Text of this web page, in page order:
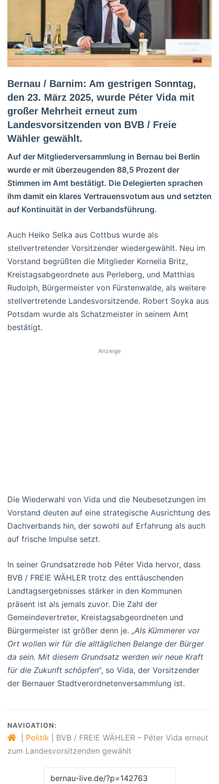
Bernau / Barnim: Am gestrigen Sonntag,
den 23. März 2025, wurde Péter Vida mit
großer Mehrheit erneut zum
Landesvorsitzenden von BVB / Freie
Wähler gewählt.
Auf der Mitgliederversammlung in Bernau bei Berlin
wurde er mit überzeugenden 88,5 Prozent der
Stimmen im Amt bestätigt. Die Delegierten sprachen
ihm damit ein klares Vertrauensvotum aus und setzten
auf Kontinuität in der Verbandsführung.
Auch Heiko Selka aus Cottbus wurde als
stellvertretender Vorsitzender wiedergewählt. Neu im
Vorstand begrüßten die Mitglieder Kornelia Britz,
Kreistagsabgeordnete aus Perleberg, und Matthias
Rudolph, Bürgermeister von Fürstenwalde, als weitere
stellvertretende Landesvorsitzende. Robert Soyka aus
Potsdam wurde als Schatzmeister in seinem Amt
bestätigt.
Anzeige
Die Wiederwahl von Vida und die Neubesetzungen im
Vorstand deuten auf eine strategische Ausrichtung des
Dachverbands hin, der sowohl auf Erfahrung als auch
auf frische Impulse setzt.
In seiner Grundsatzrede hob Péter Vida hervor, dass
BVB / FREIE WÄHLER trotz des enttäuschenden
Landtagsergebnisses stärker in den Kommunen
präsent ist als jemals zuvor. Die Zahl der
Gemeindevertreter, Kreistagsabgeordneten und
Bürgermeister ist größer denn je. „Als Kümmerer vor
Ort wollen wir für die alltäglichen Belange der Bürger
da sein. Mit diesem Grundsatz werden wir neue Kraft
für die Zukunft schöpfen“, so Vida, der Vorsitzender
der Bernauer Stadtverordnetenversammlung ist.
NAVIGATION:
Politik
BVB / FREIE WÄHLER – Péter Vida erneut
zum Landesvorsitzenden gewählt